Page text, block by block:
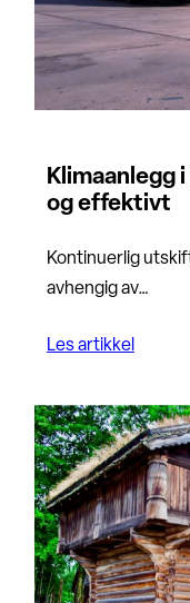
Klimaanlegg
og effektivt
Kontinuerlig
avhengig av…
Les artikkel